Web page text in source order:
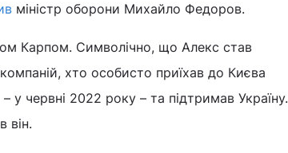
міністр оборони Михайло Федоров.
Карпом. Символічно, що Алекс став
хто особисто приїхав до Києва
у червні 2022 року – та підтримав Україну.
він.